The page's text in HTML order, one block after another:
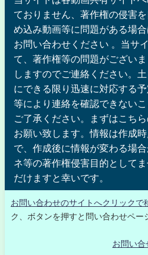
ておりません、著作権の侵害
め込み動画等に問題がある場
お問い合わせください 。当サ
て、著作権等の問題がござい
しますのでご連絡ください。
にできる限り迅速に対応する
等により連絡を確認できない
ご了承ください。まずはこち
お願い致します。情報は作成
で、作成後に情報が変わる場
ネ等の著作権侵害目的として
だけますと幸いです。
お問い合わせのサイトへクリックで
ク、ボタンを押すと問い合わせペー
お問い合